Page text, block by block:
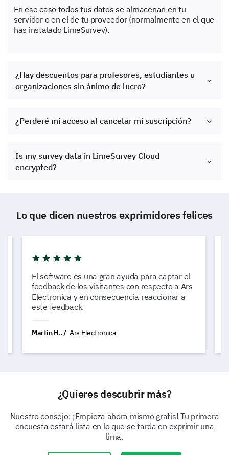
En ese caso todos tus datos se almacenan en tu
servidor o en el de tu proveedor (normalmente en el que
has instalado LimeSurvey).
¿Hay descuentos para profesores, estudiantes u
organizaciones sin ánimo de lucro?
¿Perderé mi acceso al cancelar mi suscripción?
Is my survey data in LimeSurvey Cloud
encrypted?
Lo que dicen nuestros exprimidores felices
El software es una gran ayuda para captar el
feedback de los visitantes con respecto a Ars
Electronica y en consecuencia reaccionar a
este feedback.
Martin H.. Ars Electronica
¿Quieres descubrir más?
Nuestro consejo: ¡Empieza ahora mismo gratis! Tu primera
encuesta estará lista en lo que se tarda en exprimir una
lima.